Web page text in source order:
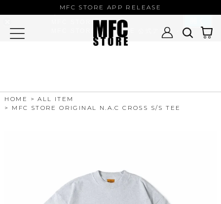
MFC STORE APP RELEASE
HOME
ALL ITEM
MFC STORE ORIGINAL N.A.C CROSS S/S TEE
MFC STORE
MFC STORE/EXAMPLE 公式アプリ -
Google Play